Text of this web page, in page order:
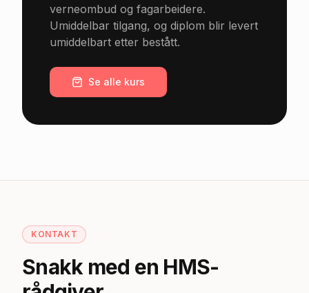
verneombud og fagarbeidere.
Umiddelbar tilgang, og diplom blir levert
umiddelbart etter bestått.
Se alle kurs
KONTAKT
Snakk med en HMS-